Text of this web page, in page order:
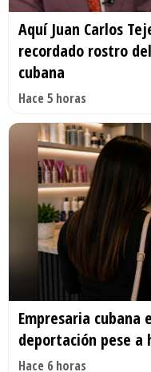
Aquí Juan Carlos
recordado rostro
cubana
Hace 5 horas
Empresaria cubana
deportación pese a
Hace 6 horas